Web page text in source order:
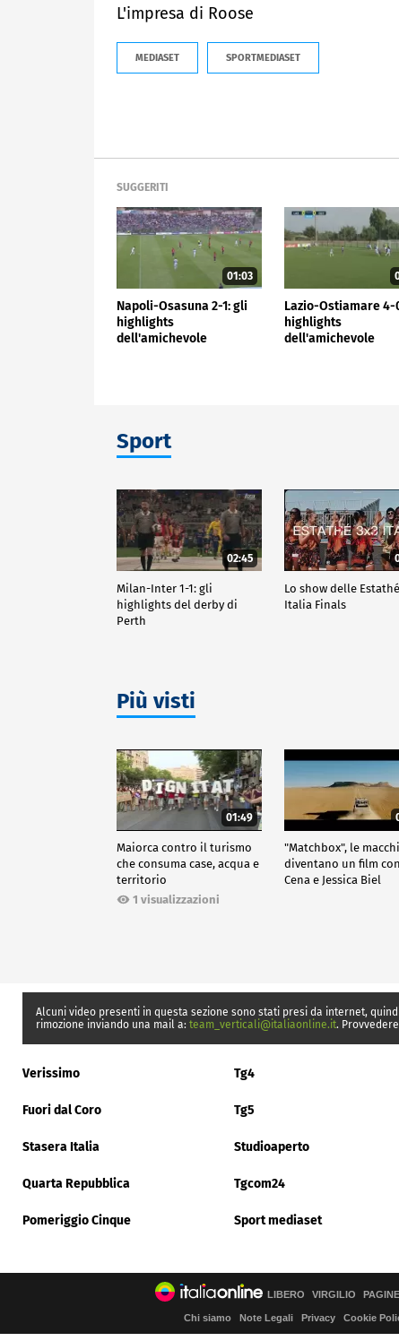
L'impresa di Roose
MEDIASET SPORTMEDIASET
SUGGERITI
01:03
Napoli-Osasuna 2-1: gli
highlights
dell'amichevole
Lazio-Ostiamare 4-
highlights
dell'amichevole
Sport
02:45
Milan-Inter 1-1: gli
highlights del derby di
Perth
Lo show delle
Italia Finals
Più visti
01:49
Maiorca contro il turismo
che consuma case, acqua e
territorio
1 visualizzazioni
"Matchbox", le
diventano un film
Cena e Jessica Biel
Alcuni video presenti in questa sezione sono stati presi da internet,
rimozione inviando una mail a: team_verticali@italiaonline.it.
Verissimo Tg4
Fuori dal Coro Tg5
Stasera Italia Studioaperto
Quarta Repubblica Tgcom24
Pomeriggio Cinque Sport mediaset
LIBERO VIRGILIO
Chi siamo Note Legali Privacy Cookie